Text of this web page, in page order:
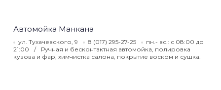
Автомойка Манкана
ул. Тухачевского, 9 8 (017) 295-27-25
пн.- вс.: с 08:00 до
21:00
Ручная и бесконтактная автомойка, полировка
кузова и фар, химчистка салона, покрытие воском и сушка.